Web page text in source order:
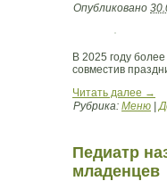
Опубликовано
В 2025 году
совместив
Читать далее →
Рубрика: Меню |
Педиатр
младенцев